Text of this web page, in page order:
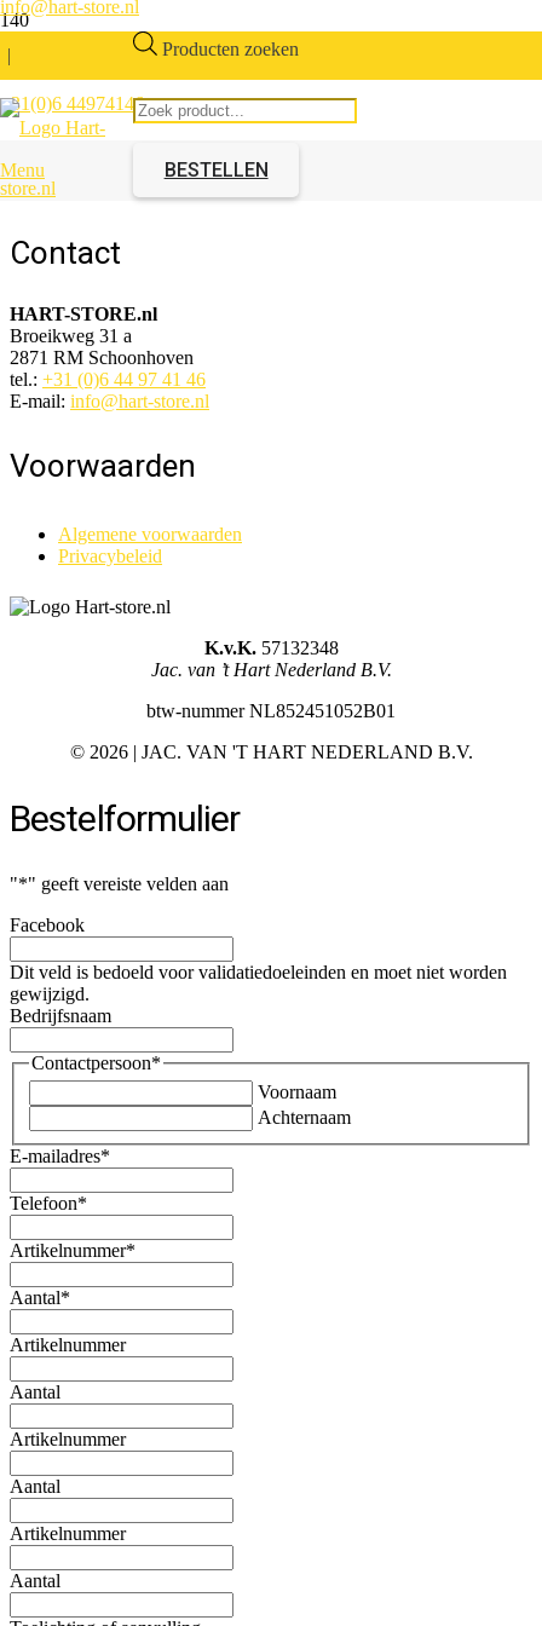
info@hart-store.nl
|
+31(0)6 44974146
Producten zoeken
BESTELLEN
Menu
Coax Y-splitter
Artikelnummer:
Contact
HART-STORE.nl
Broeikweg 31 a
2871 RM Schoonhoven
tel.: +31 (0)6 44 97 41 46
E-mail: info@hart-store.nl
Voorwaarden
Algemene voorwaarden
Privacybeleid
K.v.K.57132348
Jac. van ’t Hart Nederland B.V.
btw-nummer NL852451052B01
© 2026 | JAC. VAN 'T HART NEDERLAND B.V.
Bestelformulier
"*" geeft vereiste velden aan
Facebook
Dit veld is bedoeld voor validatiedoeleinden en moet niet worden
gewijzigd.
Bedrijfsnaam
Contactpersoon*
Voornaam
Achternaam
E-mailadres*
Telefoon*
Artikelnummer*
Aantal*
Artikelnummer
Aantal
Artikelnummer
Aantal
Artikelnummer
Aantal